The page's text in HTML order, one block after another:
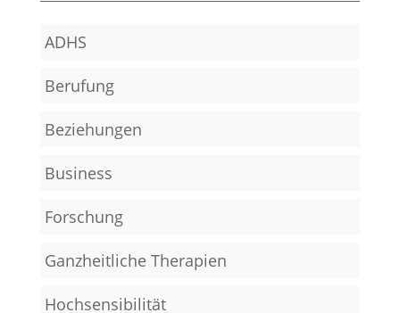
ADHS
Berufung
Beziehungen
Business
Forschung
Ganzheitliche Therapien
Hochsensibilität